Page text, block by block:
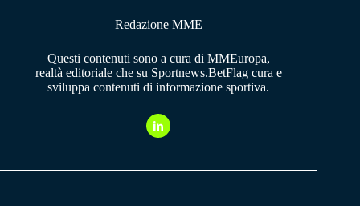
Redazione MME
Questi contenuti sono a cura di MMEuropa,
realtà editoriale che su Sportnews.BetFlag cura e
sviluppa contenuti di informazione sportiva.